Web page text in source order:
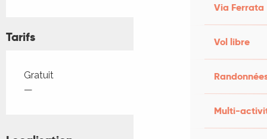
Via Ferrata
Vol libre
Multi-
Tarifs
Tarifs 2026
Gratuit
—